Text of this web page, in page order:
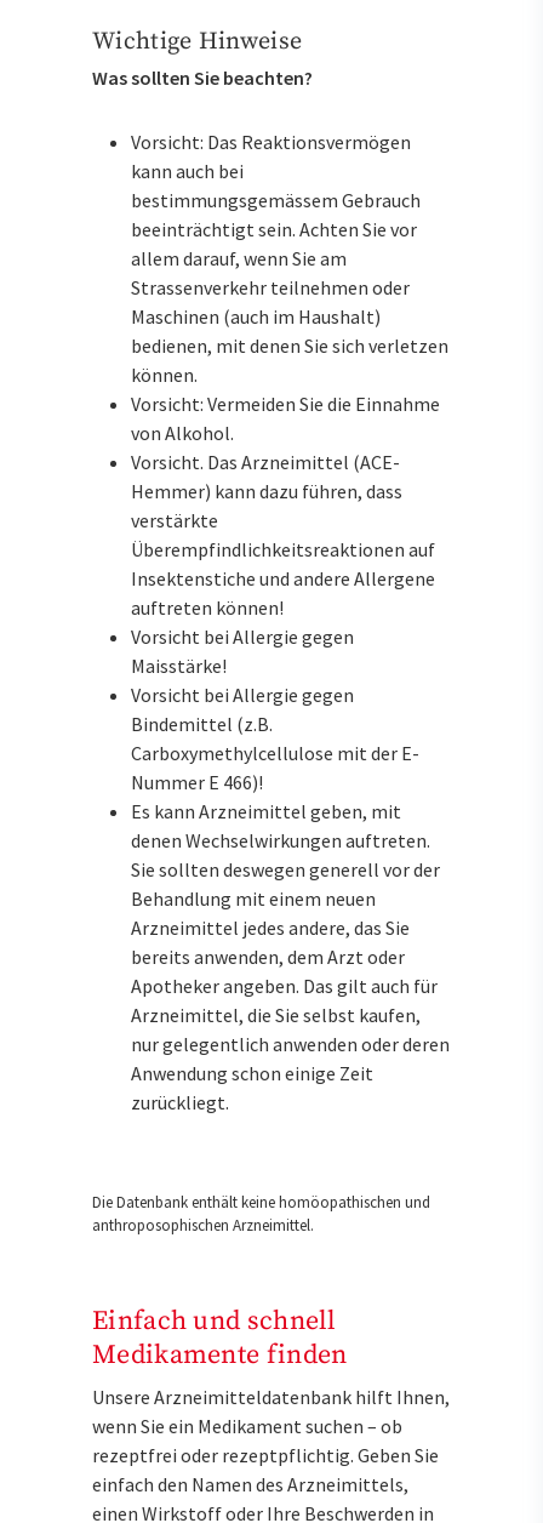
Wichtige Hinweise
Was sollten Sie beachten?
Vorsicht: Das Reaktionsvermögen
kann auch bei
bestimmungsgemässem Gebrauch
beeinträchtigt sein. Achten Sie vor
allem darauf, wenn Sie am
Strassenverkehr teilnehmen oder
Maschinen (auch im Haushalt)
bedienen, mit denen Sie sich verletzen
können.
Vorsicht: Vermeiden Sie die Einnahme
von Alkohol.
Vorsicht. Das Arzneimittel (ACE-
Hemmer) kann dazu führen, dass
verstärkte
Überempfindlichkeitsreaktionen auf
Insektenstiche und andere Allergene
auftreten können!
Vorsicht bei Allergie gegen
Maisstärke!
Vorsicht bei Allergie gegen
Bindemittel (z.B.
Carboxymethylcellulose mit der E-
Nummer E 466)!
Es kann Arzneimittel geben, mit
denen Wechselwirkungen auftreten.
Sie sollten deswegen generell vor der
Behandlung mit einem neuen
Arzneimittel jedes andere, das Sie
bereits anwenden, dem Arzt oder
Apotheker angeben. Das gilt auch für
Arzneimittel, die Sie selbst kaufen,
nur gelegentlich anwenden oder deren
Anwendung schon einige Zeit
zurückliegt.
Die Datenbank enthält keine homöopathischen und
anthroposophischen Arzneimittel.
Einfach und schnell
Medikamente finden
Unsere Arzneimitteldatenbank hilft Ihnen,
wenn Sie ein Medikament suchen – ob
rezeptfrei oder rezeptpflichtig. Geben Sie
einfach den Namen des Arzneimittels,
einen Wirkstoff oder Ihre Beschwerden in